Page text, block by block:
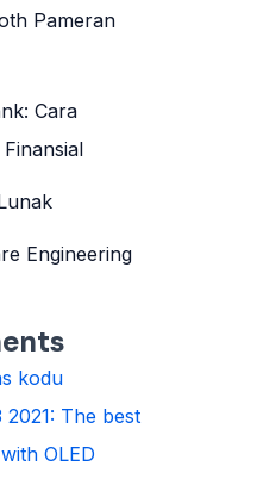
Pameran
Cara
Engineering
kodu
2021: The best
OLED